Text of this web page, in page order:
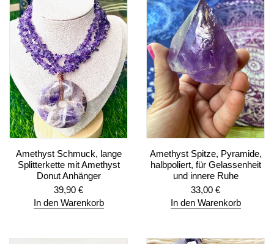
Amethyst Schmuck, lange
Splitterkette mit Amethyst
Donut Anhänger
39,90 €
In den Warenkorb
Amethyst Spitze, Pyramide,
halbpoliert, für Gelassenheit
und innere Ruhe
33,00 €
In den Warenkorb